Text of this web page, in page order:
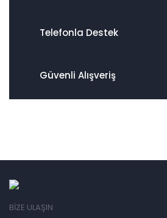
Telefonla Destek
Güvenli Alışveriş
BİZE ULAŞIN